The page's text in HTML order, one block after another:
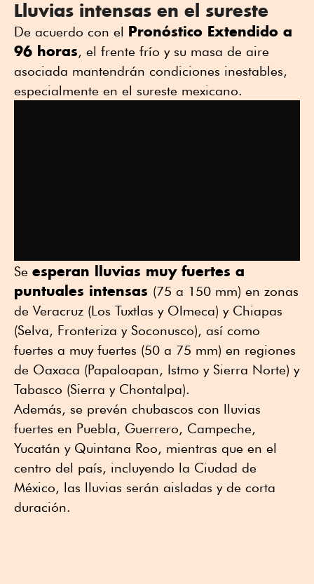
Lluvias intensas en el sureste
De acuerdo con el Pronóstico Extendido a
96 horas, el frente frío y su masa de aire
asociada mantendrán condiciones inestables,
especialmente en el sureste mexicano.
Se esperan lluvias muy fuertes a
puntuales intensas (75 a 150 mm) en zonas
de Veracruz (Los Tuxtlas y Olmeca) y Chiapas
(Selva, Fronteriza y Soconusco), así como
fuertes a muy fuertes (50 a 75 mm) en regiones
de Oaxaca (Papaloapan, Istmo y Sierra Norte) y
Tabasco (Sierra y Chontalpa).
Además, se prevén chubascos con lluvias
fuertes en Puebla, Guerrero, Campeche,
Yucatán y Quintana Roo, mientras que en el
centro del país, incluyendo la Ciudad de
México, las lluvias serán aisladas y de corta
duración.